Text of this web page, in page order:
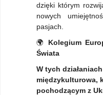
dzięki którym
nowych
pasjach.
🌍 Kolegium
Świata
W tych
międzykulturowa,
pochodzącym z